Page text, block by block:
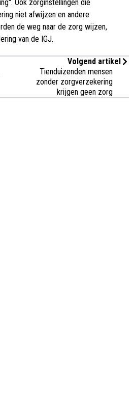
Ook zorginstellingen die
niet afwijzen en andere
de weg naar de zorg wijzen,
van de IGJ.
Volgend artikel
Tienduizenden mensen
zonder zorgverzekering
krijgen geen zorg